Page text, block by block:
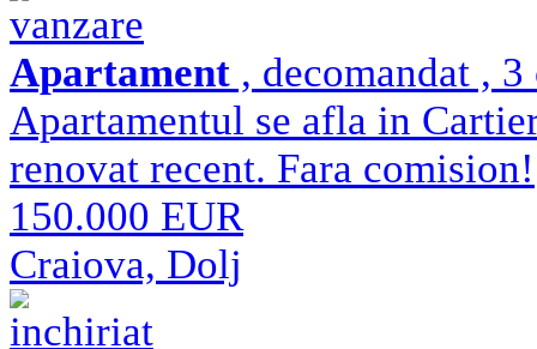
vanzare
Apartament , decomandat ,
Apartamentul se afla in
renovat recent. Fara comision!
150.000 EUR
Craiova, Dolj
inchiriat